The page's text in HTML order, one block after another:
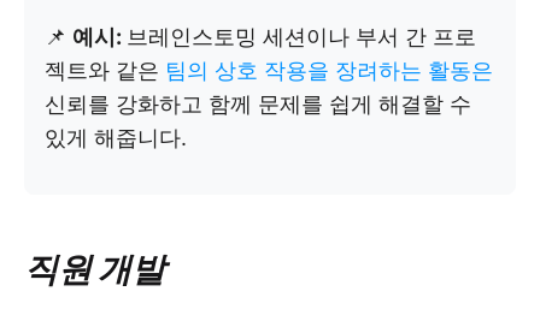
📌 예시: 브레인스토밍 세션이나 부서 간 프로
젝트와 같은 팀의 상호 작용을 장려하는 활동은
신뢰를 강화하고 함께 문제를 쉽게 해결할 수
있게 해줍니다.
직원 개발